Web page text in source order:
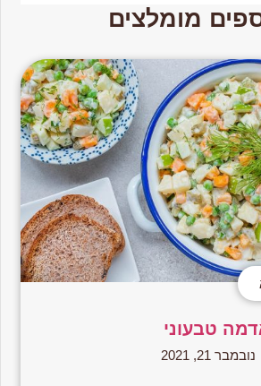
מומלצים
טבעוני
נובמבר 21, 2021